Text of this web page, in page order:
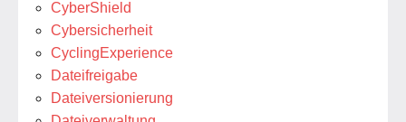
CyberShield
Cybersicherheit
CyclingExperience
Dateifreigabe
Dateiversionierung